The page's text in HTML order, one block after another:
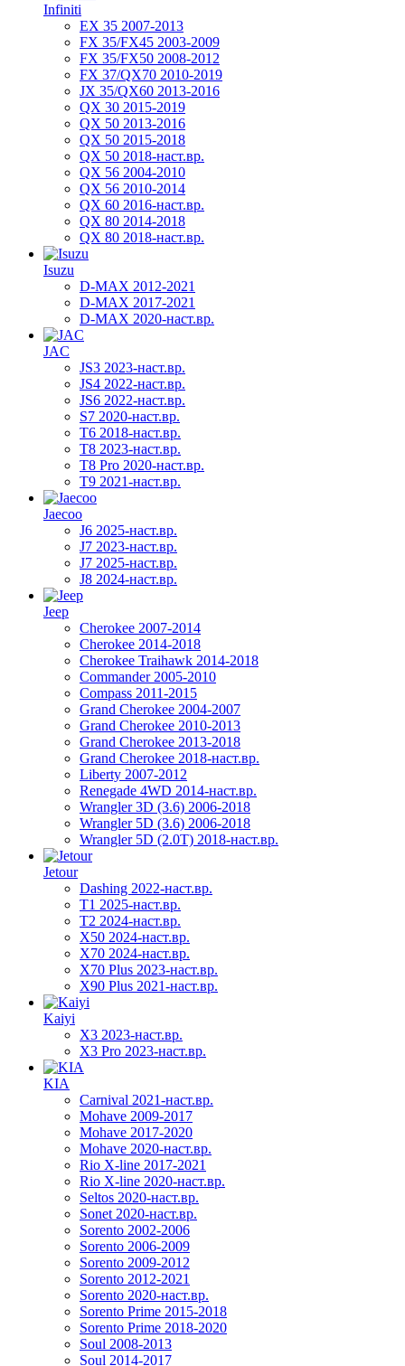
Infiniti
EX 35 2007-2013
FX 35/FX45 2003-2009
FX 35/FX50 2008-2012
FX 37/QX70 2010-2019
JX 35/QX60 2013-2016
QX 30 2015-2019
QX 50 2013-2016
QX 50 2015-2018
QX 50 2018-наст.вр.
QX 56 2004-2010
QX 56 2010-2014
QX 60 2016-наст.вр.
QX 80 2014-2018
QX 80 2018-наст.вр.
Isuzu
D-MAX 2012-2021
D-MAX 2017-2021
D-MAX 2020-наст.вр.
JAC
JS3 2023-наст.вр.
JS4 2022-наст.вр.
JS6 2022-наст.вр.
S7 2020-наст.вр.
T6 2018-наст.вр.
T8 2023-наст.вр.
T8 Pro 2020-наст.вр.
T9 2021-наст.вр.
Jaecoo
J6 2025-наст.вр.
J7 2023-наст.вр.
J7 2025-наст.вр.
J8 2024-наст.вр.
Jeep
Cherokee 2007-2014
Cherokee 2014-2018
Cherokee Traihawk 2014-2018
Commander 2005-2010
Compass 2011-2015
Grand Cherokee 2004-2007
Grand Cherokee 2010-2013
Grand Cherokee 2013-2018
Grand Cherokee 2018-наст.вр.
Liberty 2007-2012
Renegade 4WD 2014-наст.вр.
Wrangler 3D (3.6) 2006-2018
Wrangler 5D (3.6) 2006-2018
Wrangler 5D (2.0T) 2018-наст.вр.
Jetour
Dashing 2022-наст.вр.
T1 2025-наст.вр.
T2 2024-наст.вр.
X50 2024-наст.вр.
X70 2024-наст.вр.
X70 Plus 2023-наст.вр.
X90 Plus 2021-наст.вр.
Kaiyi
X3 2023-наст.вр.
X3 Pro 2023-наст.вр.
KIA
Carnival 2021-наст.вр.
Mohave 2009-2017
Mohave 2017-2020
Mohave 2020-наст.вр.
Rio X-line 2017-2021
Rio X-line 2020-наст.вр.
Seltos 2020-наст.вр.
Sonet 2020-наст.вр.
Sorento 2002-2006
Sorento 2006-2009
Sorento 2009-2012
Sorento 2012-2021
Sorento 2020-наст.вр.
Sorento Prime 2015-2018
Sorento Prime 2018-2020
Soul 2008-2013
Soul 2014-2017